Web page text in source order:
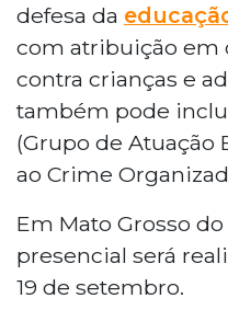
defesa da
com atribuição em
contra crianças e
também pode
(Grupo de Atuação
ao Crime
Em Mato Grosso
presencial será
19 de setembro.